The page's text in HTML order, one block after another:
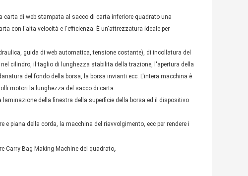
di web stampata al sacco di carta inferiore quadrato una
con l'alta velocità e l'efficienza. È un'attrezzatura ideale per
guida di web automatica, tensione costante), di incollatura del
cilindro, il taglio di lunghezza stabilita della trazione, l'apertura della
del fondo della borsa, la borsa invianti ecc. L'intera macchina è
motori la lunghezza del sacco di carta.
della finestra della superficie della borsa ed il dispositivo
piana della corda, la macchina del riavvolgimento, ecc per rendere i
Carry Bag Making Machine del quadrato,